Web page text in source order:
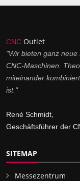
CNC Outlet
"Wir bieten ganz
CNC-Maschinen.
miteinander
ist."
René Schmidt,
Geschäftsführer der
SITEMAP
Messezentrum